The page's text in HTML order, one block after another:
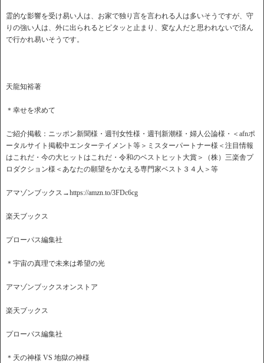
霊的な影響を受け易い人は、お家で独り言を言われる人は多いそうですが、守
りの強い人は、外に出られるとピタッと止まり、変な人だと思われないで済ん
で行かれ易いそうです。
天龍知裕著
＊幸せを求めて
ご紹介掲載：ニッポン新聞様・週刊女性様・週刊新潮様・婦人公論様・＜afnポ
ータルサイト掲載中エンターテイメント等＞ミスターパートナー様＜注目情報
はこれだ・今の大ヒットはこれだ・令和のベストヒット大賞＞（株）三楽舎プ
ロダクション様＜あなたの願望をかなえる専門家ベスト３４人＞等
アマゾンブックス→https://amzn.to/3FDc6cg
楽天ブックス
プローパス編集社
＊宇宙の真理で未来は希望の光
アマゾンブックスオンストア
楽天ブックス
プローパス編集社
＊天の神様 VS 地獄の神様